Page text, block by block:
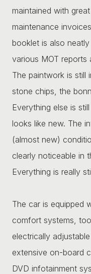
maintained with
maintenance
booklet is also
various MOT reports
The paintwork is still
stone chips, the
Everything else is
looks like new. The
(almost new)
clearly noticeable in
Everything is really
The car is equipped
comfort systems,
electrically
extensive on-board
DVD infotainment